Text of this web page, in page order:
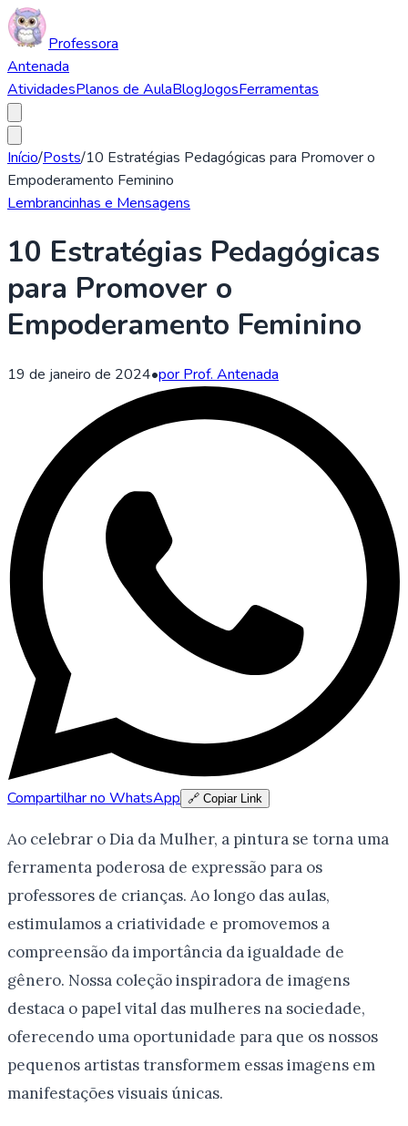
Professora
Antenada
AtividadesPlanos de AulaBlogJogosFerramentas
Início/Posts/10 Estratégias Pedagógicas para Promover o
Empoderamento Feminino
Lembrancinhas e Mensagens
10 Estratégias Pedagógicas
para Promover o
Empoderamento Feminino
19 de janeiro de 2024•por Prof. Antenada
Compartilhar no WhatsApp 🔗 Copiar Link
Ao celebrar o Dia da Mulher, a pintura se torna uma
ferramenta poderosa de expressão para os
professores de crianças. Ao longo das aulas,
estimulamos a criatividade e promovemos a
compreensão da importância da igualdade de
gênero. Nossa coleção inspiradora de imagens
destaca o papel vital das mulheres na sociedade,
oferecendo uma oportunidade para que os nossos
pequenos artistas transformem essas imagens em
manifestações visuais únicas.